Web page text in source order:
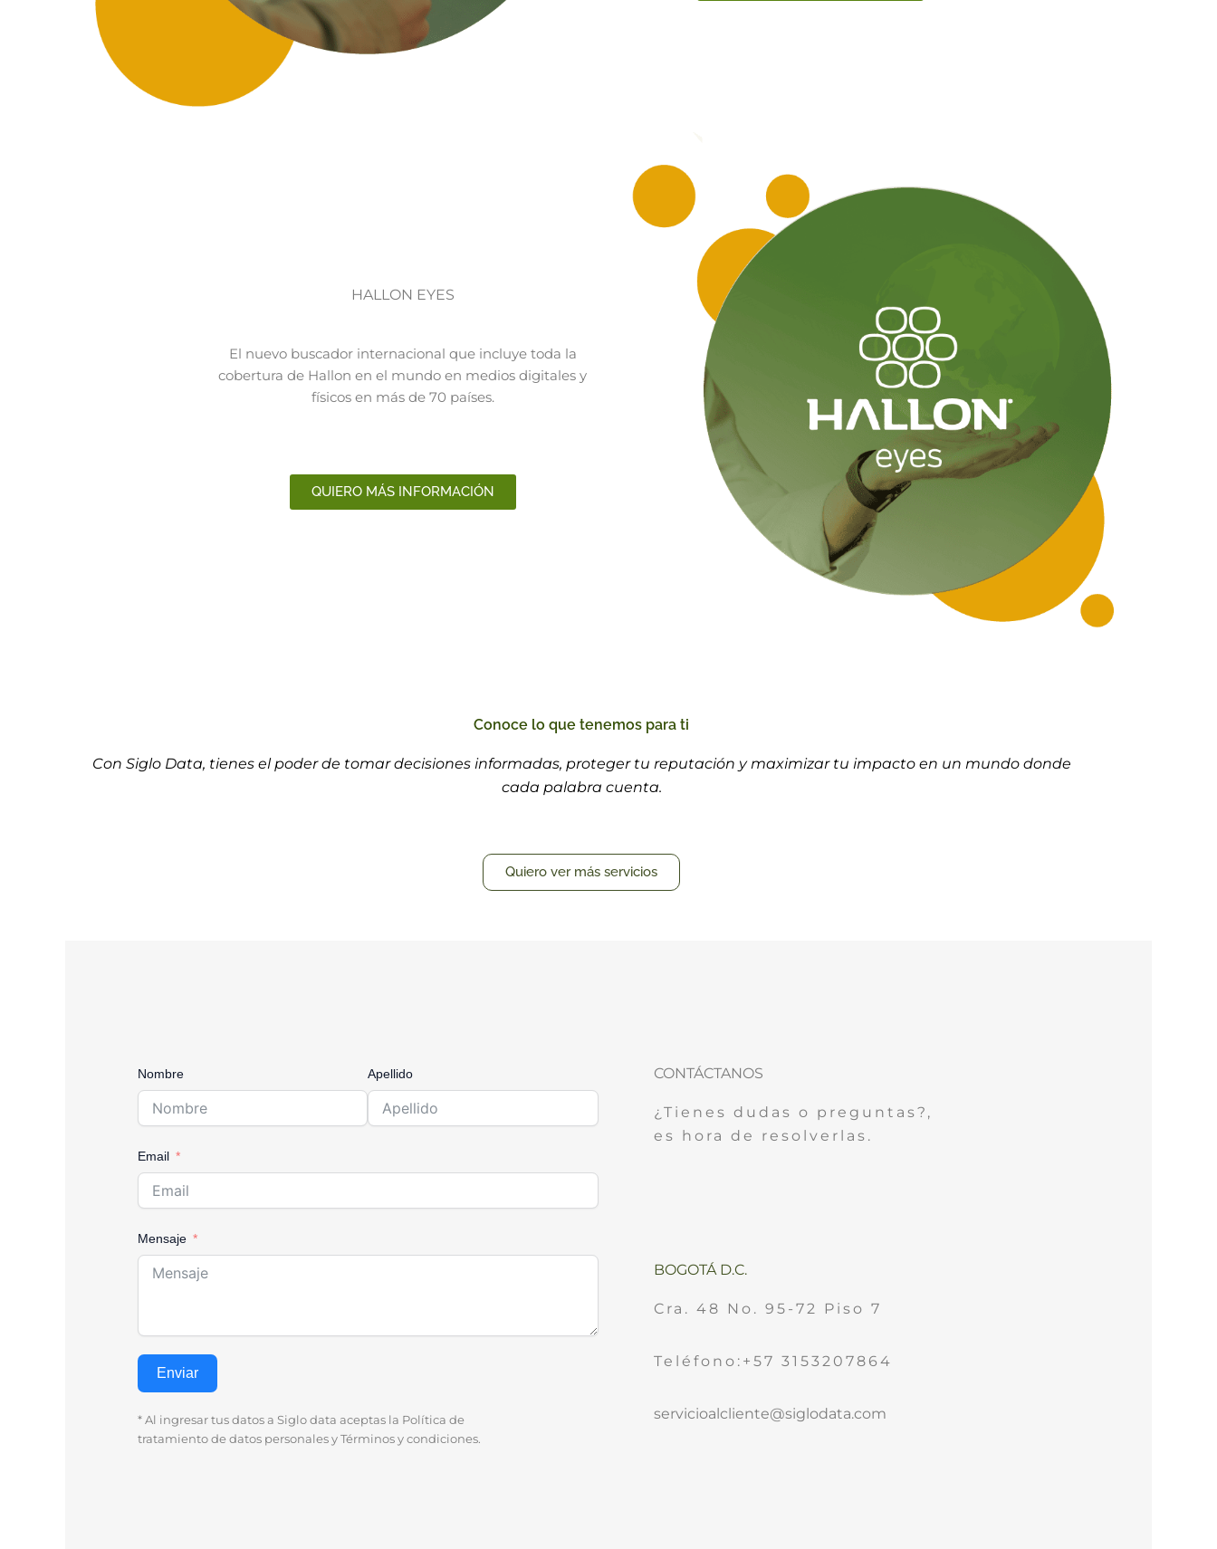
HALLON EYES
El nuevo buscador internacional que incluye toda la
cobertura de Hallon en el mundo en medios digitales y
físicos en más de 70 países.
QUIERO MÁS INFORMACIÓN
Conoce lo que tenemos para ti
Con Siglo Data, tienes el poder de tomar decisiones informadas, proteger tu reputación y maximizar tu impacto en un mundo donde
cada palabra cuenta.
Quiero ver más servicios
Nombre Apellido
Email
Mensaje
Enviar
* Al ingresar tus datos a Siglo data aceptas la Política de
tratamiento de datos personales y Términos y condiciones.
CONTÁCTANOS
¿Tienes dudas o preguntas?,
es hora de resolverlas.
BOGOTÁ D.C.
Cra. 48 No. 95-72 Piso 7
Teléfono:+57 3153207864
servicioalcliente@siglodata.com